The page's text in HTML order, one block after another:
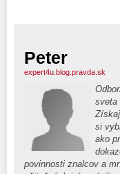
Peter
expert4u.blog.pravda.sk
sveta
si
ako
povinnosti znalcov a